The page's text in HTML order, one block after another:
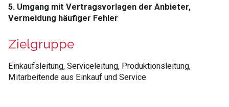
5. Umgang mit Vertragsvorlagen der Anbieter,
Vermeidung häufiger Fehler
Zielgruppe
Einkaufsleitung, Serviceleitung, Produktionsleitung,
Mitarbeitende aus Einkauf und Service